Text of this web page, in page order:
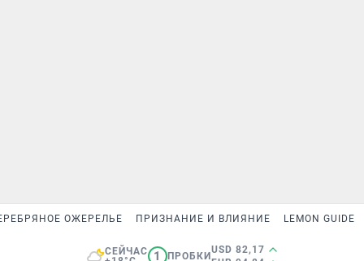
ОЖЕРЕЛЬЕ ПРИЗНАНИЕ И ВЛИЯНИЕ LEMON GUIDE
СЕЙЧАС
1 ПРОБКИ
USD 82,17